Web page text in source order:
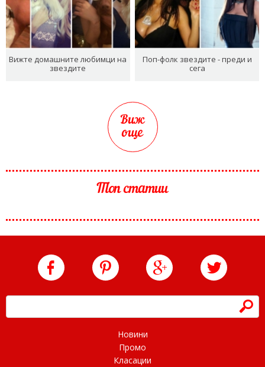
Вижте домашните любимци на
звездите
Поп-фолк звездите - преди и
сега
Виж
още
Топ статии
h
Новини
Промо
Класации